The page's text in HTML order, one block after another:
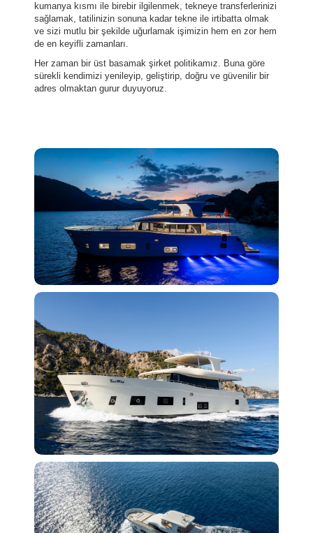
kumanya kısmı ile birebir ilgilenmek, tekneye transferlerinizi
sağlamak, tatilinizin sonuna kadar tekne ile irtibatta olmak
ve sizi mutlu bir şekilde uğurlamak işimizin hem en zor hem
de en keyifli zamanları.
Her zaman bir üst basamak şirket politikamız. Buna göre
sürekli kendimizi yenileyip, geliştirip, doğru ve güvenilir bir
adres olmaktan gurur duyuyoruz.